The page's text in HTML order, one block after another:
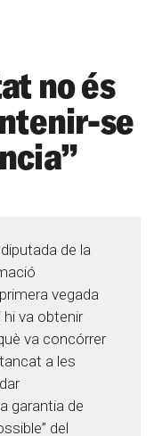
no és
se
de la
vegada
va obtenir
va concórrer
a les
garantia de
del